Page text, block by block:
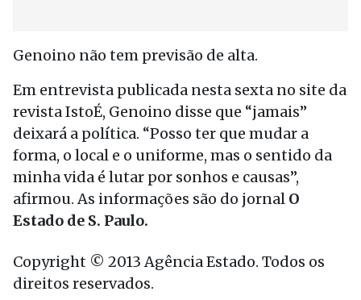
Genoino não tem previsão de alta.
Em entrevista publicada nesta sexta no site da
revista IstoÉ, Genoino disse que “jamais”
deixará a política. “Posso ter que mudar a
forma, o local e o uniforme, mas o sentido da
minha vida é lutar por sonhos e causas”,
afirmou. As informações são do jornal O
Estado de S. Paulo.
Copyright © 2013 Agência Estado. Todos os
direitos reservados.